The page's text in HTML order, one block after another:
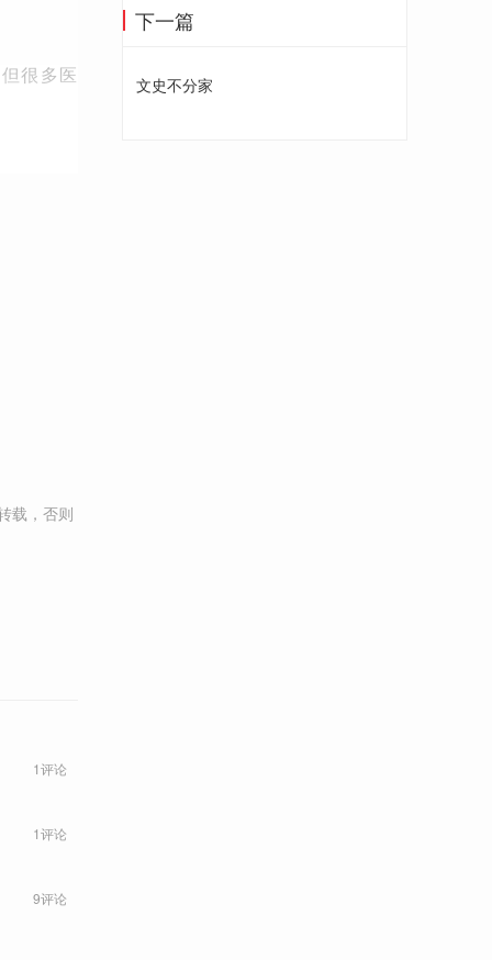
很多医
载，否则
1评论
1评论
9评论
下一篇
文史不分家